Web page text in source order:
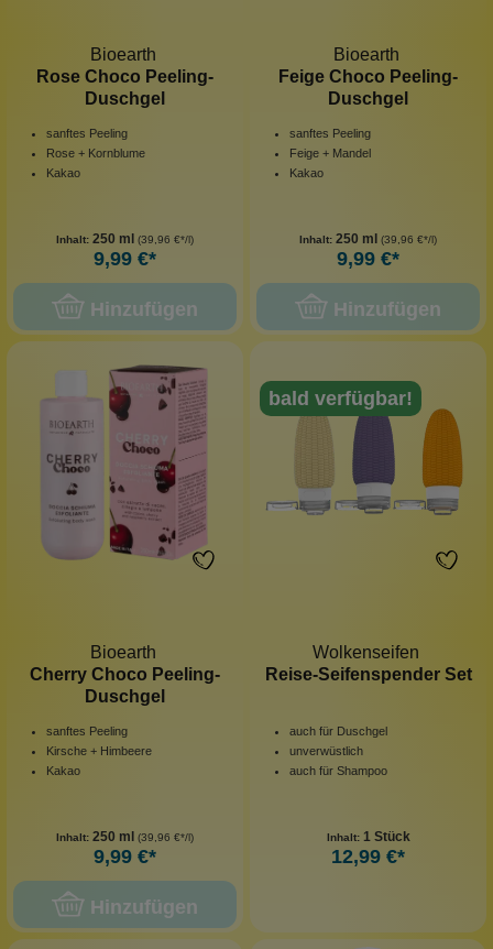
Bioearth
Rose Choco Peeling-
Duschgel
sanftes Peeling
Rose + Kornblume
Kakao
Inhalt: 250 ml (39,96 €*/l)
9,99 €*
Hinzufügen
Bioearth
Feige Choco Peeling-
Duschgel
sanftes Peeling
Feige + Mandel
Kakao
Inhalt: 250 ml (39,96 €*/l)
9,99 €*
Hinzufügen
Bioearth
Cherry Choco Peeling-
Duschgel
sanftes Peeling
Kirsche + Himbeere
Kakao
Inhalt: 250 ml (39,96 €*/l)
9,99 €*
Hinzufügen
bald verfügbar!
Wolkenseifen
Reise-Seifenspender Set
auch für Duschgel
unverwüstlich
auch für Shampoo
Inhalt: 1 Stück
12,99 €*